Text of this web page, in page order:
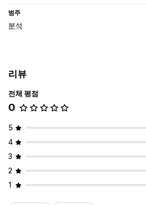
범주
분석
마케팅 및 판매
AI 분석 정보
시각화 및 보고서
분석 대시보드 데이터 내보내기 과거 분석
리뷰
전체 평점
0
5
4
3
2
1